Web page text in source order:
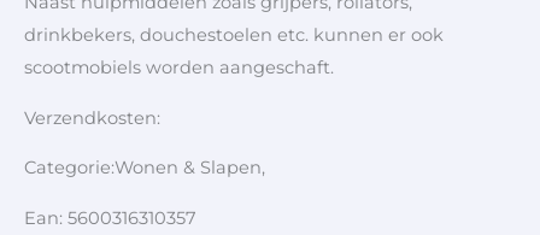
drinkbekers, douchestoelen etc. kunnen er ook
scootmobiels worden aangeschaft.
Verzendkosten:
Categorie:Wonen & Slapen,
Ean: 5600316310357